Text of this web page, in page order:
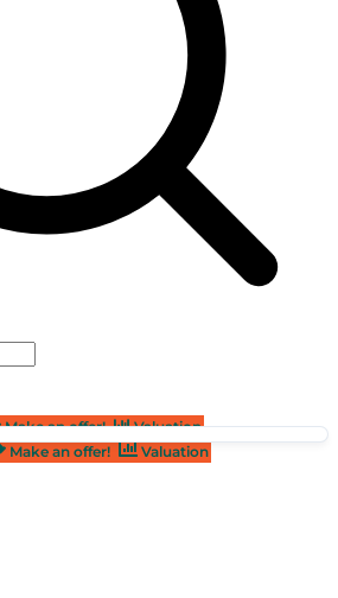
Make an offer!
Valuation
Make an offer! Valuation